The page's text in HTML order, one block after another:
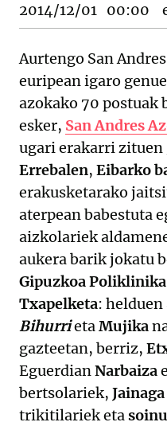
2014/12/01 00:00
Aurtengo San
euripean igaro
azokako 70 postuak
esker, San Andres
ugari erakarri
Errebalen, Eibarko
erakusketarako
aterpean babestuta
aizkolariek
aukera barik jokatu
Gipuzkoa
Txapelketa:
BihurrietaMujika
gazteetan, berriz,
EguerdianNarbaiza
bertsolariek, Jainaga
trikitilariek eta